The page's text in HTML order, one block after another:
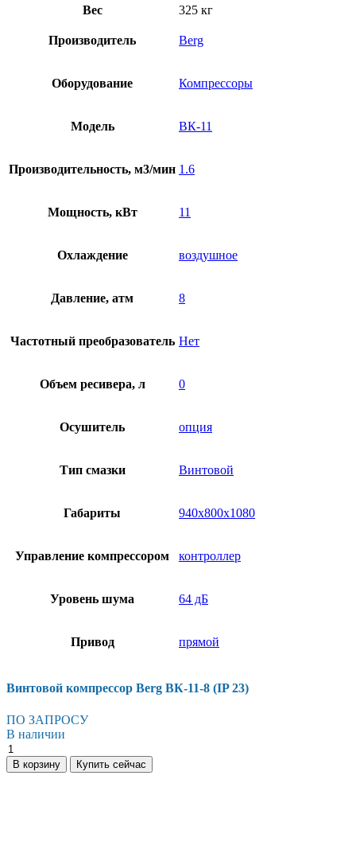
Вес 325 кг
Производитель Berg
Оборудование Компрессоры
Модель ВК-11
Производительность, м3/мин 1.6
Мощность, кВт 11
Охлаждение воздушное
Давление, атм 8
Частотный преобразователь Нет
Объем ресивера, л 0
Осушитель опция
Тип смазки Винтовой
Габариты 940х800х1080
Управление компрессором контроллер
Уровень шума 64 дБ
Привод прямой
Винтовой компрессор Berg ВК-11-8 (IP 23)
ПО ЗАПРОСУ
В наличии
В корзину Купить сейчас